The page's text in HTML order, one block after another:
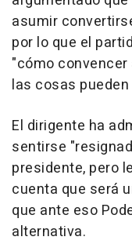
asumir
por lo que el
"cómo
las cosas
El dirigente ha
sentirse
presidente, pero
cuenta que será
que ante eso
alternativa.